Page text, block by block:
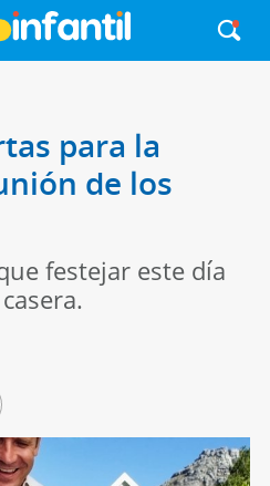
para la
de los
festejar este día